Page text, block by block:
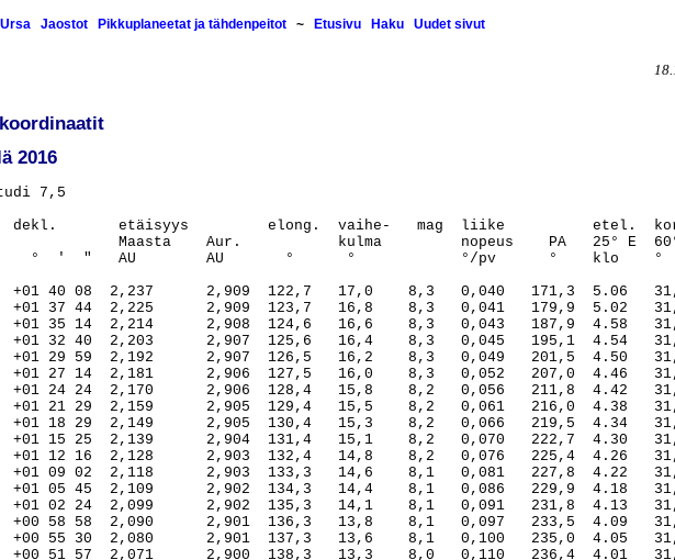
Ursa Jaostot Pikkuplaneetat ja tähdenpeitot ~ Etusivu Haku Uudet sivut
2016
1,912      2,872  162,0    6,1    7,5   0,220   263,8  23.27  28,5      1   152
02.  11.                    01 51 48,0  -01 38 18  1,915      2,872  161,2    6,4    7,6   0,220   264,4  23.22  28,5      5   141
03.  11.                    01 50 56,8  -01 39 30  1,918      2,871  160,3    6,7    7,6   0,220   265,1  23.17  28,4      9   129
04.  11.                    01 50 06,1  -01 40 32  1,921      2,870  159,3    7,0    7,6   0,210   265,7  23.12  28,4     16   117
05.  11.                    01 49 16,0  -01 41 26  1,924      2,870  158,4    7,3    7,6   0,210   266,4  23.07  28,4     23   105
06.  11.                    01 48 26,5  -01 42 09  1,928      2,869  157,4    7,6    7,6   0,210   267,0  23.03  28,4     32    93
07.  11.                    01 47 37,8  -01 42 43  1,932      2,868  156,4    7,9    7,6   0,200   267,7  22.58  28,4     42    80
08.  11.                    01 46 49,8  -01 43 08  1,937      2,868  155,4    8,3    7,7   0,200   268,5  22.53  28,4     52    67
09.  11.                    01 46 02,6  -01 43 22  1,941      2,867  154,4    8,6    7,7   0,200   269,2  22.49  28,4     62    54
10.  11.                    01 45 16,2  -01 43 27  1,946      2,866  153,4    8,9    7,7   0,190   270,0  22.41  28,4     73    40
11.  11.                    01 44 30,7  -01 43 22  1,951      2,866  152,4    9,2    7,7   0,190   270,9  22.39  28,4     82    27
12.  11.                    01 43 46,1  -01 43 06  1,957      2,865  151,3    9,5    7,7   0,190   271,8  22.35  28,4     90    1